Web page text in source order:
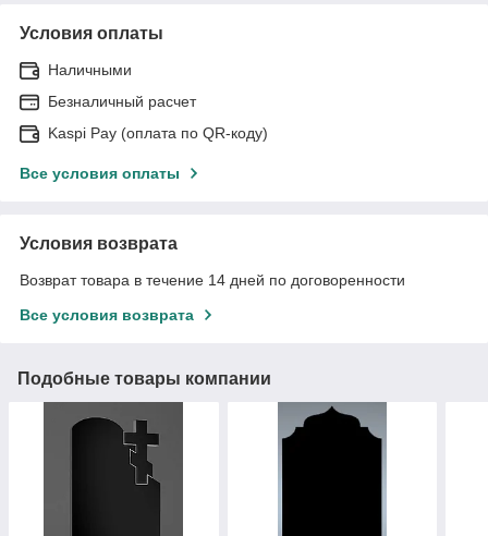
Условия оплаты
Наличными
Безналичный расчет
Kaspi Pay (оплата по QR-коду)
Все условия оплаты
Условия возврата
Возврат товара в течение 14 дней по договоренности
Все условия возврата
Подобные товары компании